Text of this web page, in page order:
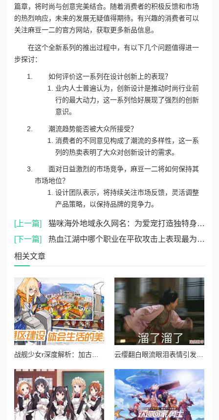
篇章，将时尚与创意完美结合。随着消费者的积极反馈和市场
的热烈响应，未来的发展无疑值得期待。有兴趣的消费者可以
关注麻豆一二的官方网站，获取更多新品信息。
在这个全新系列的推出过程中，有以下几个问题值得进一
步探讨：
如何评价这一系列在设计创新上的表现？
业内人士普遍认为，创新设计是推动时尚行业前
行的最大动力，这一系列恰好展现了强烈的创新
意识。
潮流趋势能否被大众所接受？
消费者的不同意见构成了潮流的多样性，这一系
列的热卖表明了大众对创新设计的需求。
面对日益激烈的市场竞争，麻豆一二将如何保持其
市场地位？
设计团队表示，将持续关注市场反馈，灵活调整
产品策略，以保持品牌的竞争力。
[上一篇]
猫咪海外地域永久网名：为爱宠打造独特身份，彰显个性与魅力的最佳选择
[下一篇]
热血江湖中哪个职业在平砍攻击上表现最为出色？
相关文章